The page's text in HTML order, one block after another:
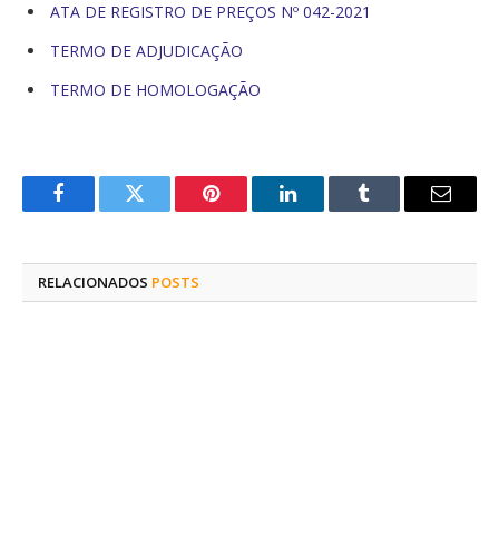
ATA DE REGISTRO DE PREÇOS Nº 042-2021
TERMO DE ADJUDICAÇÃO
TERMO DE HOMOLOGAÇÃO
FacebookTwitter Pinterest O
Tumblr
E-
RELACIONADOS POSTS